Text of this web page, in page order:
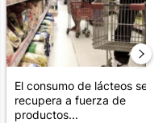
El consumo de lácteos se
recupera a fuerza de
productos...